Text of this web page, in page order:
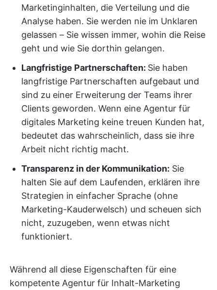
Marketinginhalten, die Verteilung und die
Analyse haben. Sie werden nie im Unklaren
gelassen – Sie wissen immer, wohin die Reise
geht und wie Sie dorthin gelangen.
Langfristige Partnerschaften: Sie haben
langfristige Partnerschaften aufgebaut und
sind zu einer Erweiterung der Teams ihrer
Clients geworden. Wenn eine Agentur für
digitales Marketing keine treuen Kunden hat,
bedeutet das wahrscheinlich, dass sie ihre
Arbeit nicht richtig macht.
Transparenz in der Kommunikation: Sie
halten Sie auf dem Laufenden, erklären ihre
Strategien in einfacher Sprache (ohne
Marketing-Kauderwelsch) und scheuen sich
nicht, zuzugeben, wenn etwas nicht
funktioniert.
Während all diese Eigenschaften für eine
kompetente Agentur für Inhalt-Marketing